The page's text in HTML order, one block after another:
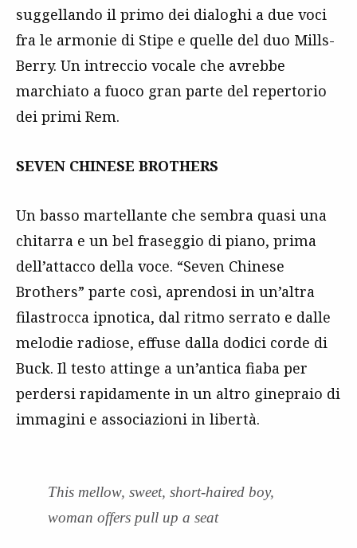
suggellando il primo dei dialoghi a due voci
fra le armonie di Stipe e quelle del duo Mills-
Berry. Un intreccio vocale che avrebbe
marchiato a fuoco gran parte del repertorio
dei primi Rem.
SEVEN CHINESE BROTHERS
Un basso martellante che sembra quasi una
chitarra e un bel fraseggio di piano, prima
dell’attacco della voce. “Seven Chinese
Brothers” parte così, aprendosi in un’altra
filastrocca ipnotica, dal ritmo serrato e dalle
melodie radiose, effuse dalla dodici corde di
Buck. Il testo attinge a un’antica fiaba per
perdersi rapidamente in un altro ginepraio di
immagini e associazioni in libertà.
This mellow, sweet, short-haired boy,
woman offers pull up a seat